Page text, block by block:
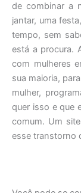
de combinar a
jantar, uma
tempo, sem
está a procura.
com mulheres
sua maioria,
mulher,
quer isso e que
comum. Um
esse transtorno